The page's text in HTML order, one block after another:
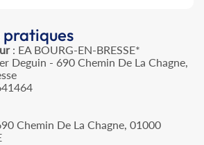
: EA BOURG-EN-BRESSE*
Deguin - 690 Chemin De La Chagne,
Chemin De La Chagne, 01000